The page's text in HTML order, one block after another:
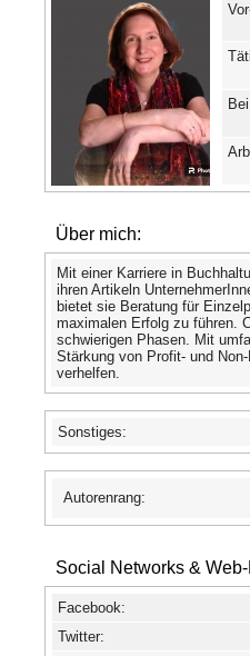
Über mich:
Mit einer Karriere in
ihren Artikeln
bietet sie Beratung für
maximalen Erfolg zu führen.
schwierigen Phasen. Mit
Stärkung von Profit- und
verhelfen.
Sonstiges:
Autorenrang:
Social Networks &
Facebook:
Twitter: